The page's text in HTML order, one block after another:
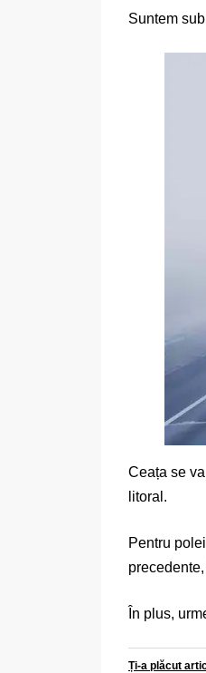
Suntem
Ceața se
litoral.
Pentru
În plus,
Ți-a plăcut